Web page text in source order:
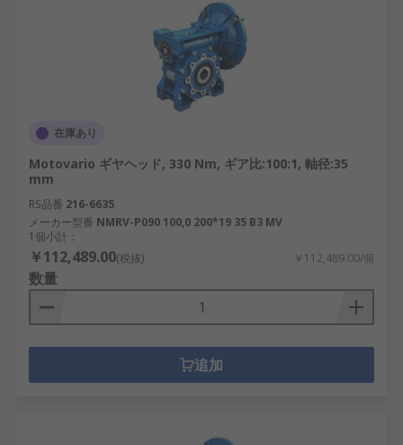
在庫あり
Motovario ギヤヘッド, 330 Nm, ギア比:100:1, 軸径:35
mm
RS品番 216-6635
メーカー型番 NMRV-P090 100,0 200*19 35 B3 MV
1個小計：
￥112,489.00(税抜) ￥112,489.00/個
数量
追加